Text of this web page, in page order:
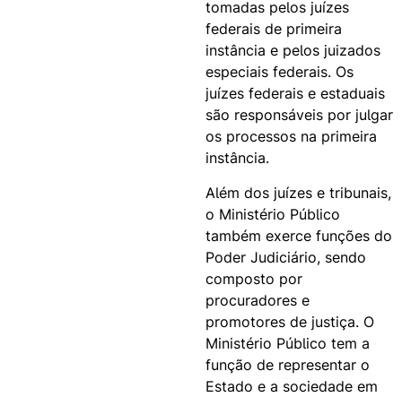
tomadas pelos juízes
federais de primeira
instância e pelos juizados
especiais federais. Os
juízes federais e estaduais
são responsáveis por julgar
os processos na primeira
instância.
Além dos juízes e tribunais,
o Ministério Público
também exerce funções do
Poder Judiciário, sendo
composto por
procuradores e
promotores de justiça. O
Ministério Público tem a
função de representar o
Estado e a sociedade em